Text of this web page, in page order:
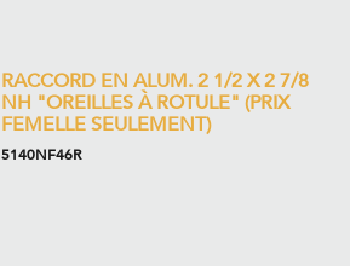
RACCORD EN ALUM. 2 1/2 X 2 7/8
NH "OREILLES À ROTULE" (PRIX
FEMELLE SEULEMENT)
5140NF46R